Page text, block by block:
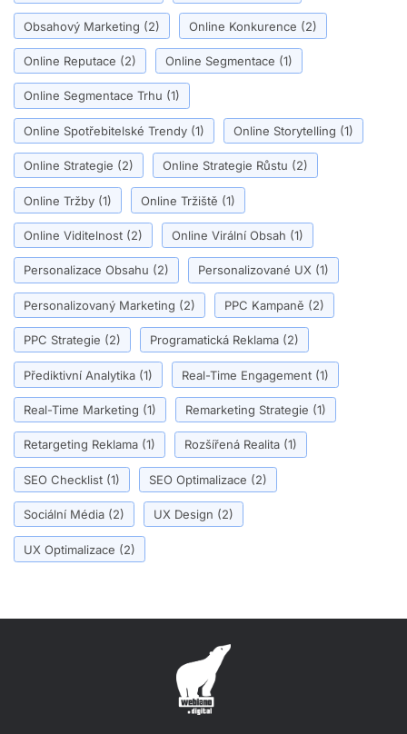
Obsahový Marketing (2) Online Konkurence (2)
Online Reputace (2) Online Segmentace (1)
Online Segmentace Trhu (1)
Online Spotřebitelské Trendy (1) Online Storytelling (1)
Online Strategie (2) Online Strategie Růstu (2)
Online Tržby (1) Online Tržiště (1)
Online Viditelnost (2) Online Virální Obsah (1)
Personalizace Obsahu (2) Personalizované UX (1)
Personalizovaný Marketing (2) PPC Kampaně (2)
PPC Strategie (2) Programatická Reklama (2)
Přediktivní Analytika (1) Real-Time Engagement (1)
Real-Time Marketing (1) Remarketing Strategie (1)
Retargeting Reklama (1) Rozšířená Realita (1)
SEO Checklist (1) SEO Optimalizace (2)
Sociální Média (2) UX Design (2)
UX Optimalizace (2)